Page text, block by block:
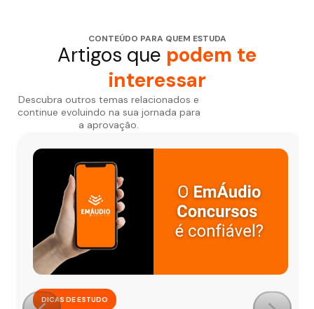
CONTEÚDO PARA QUEM ESTUDA
Artigos que podem te
interessar
Descubra outros temas relacionados e
continue evoluindo na sua jornada para
a aprovação.
DICAS DE ESTUDO